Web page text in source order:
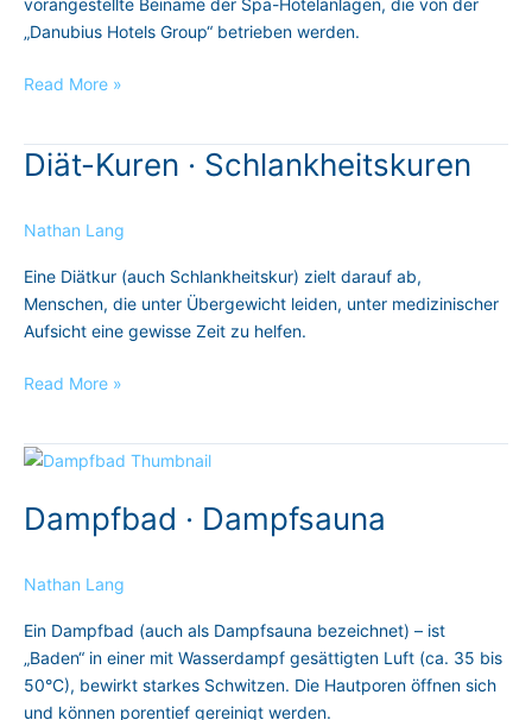
vorangestellte Beiname der Spa-Hotelanlagen, die von der
„Danubius Hotels Group“ betrieben werden.
Read More »
Diät-Kuren · Schlankheitskuren
Nathan Lang
Eine Diätkur (auch Schlankheitskur) zielt darauf ab,
Menschen, die unter Übergewicht leiden, unter medizinischer
Aufsicht eine gewisse Zeit zu helfen.
Diät-
Schlankheitskuren
Read More »
Dampfbad · Dampfsauna
Nathan Lang
Ein Dampfbad (auch als Dampfsauna bezeichnet) – ist
„Baden“ in einer mit Wasserdampf gesättigten Luft (ca. 35 bis
50°C), bewirkt starkes Schwitzen. Die Hautporen öffnen sich
und können porentief gereinigt werden.
Dampfbad
Dampfsauna